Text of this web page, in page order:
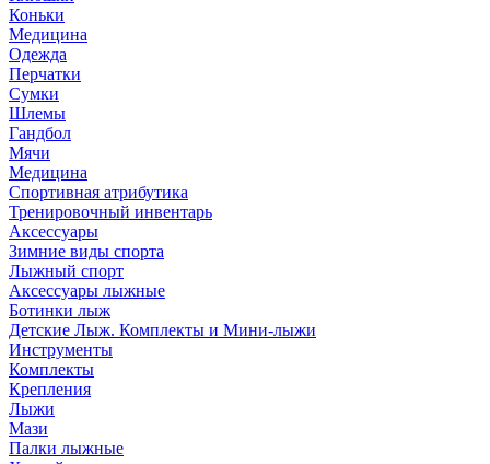
Коньки
Медицина
Одежда
Перчатки
Сумки
Шлемы
Гандбол
Мячи
Медицина
Спортивная атрибутика
Тренировочный инвентарь
Аксессуары
Зимние виды спорта
Лыжный спорт
Аксессуары лыжные
Ботинки лыж
Детские Лыж. Комплекты и Мини-лыжи
Инструменты
Комплекты
Крепления
Лыжи
Мази
Палки лыжные